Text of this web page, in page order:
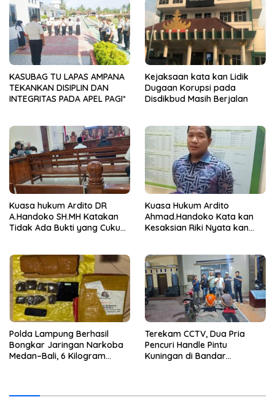
KASUBAG TU LAPAS AMPANA
TEKANKAN DISIPLIN DAN
INTEGRITAS PADA APEL PAGI*
Kejaksaan kata kan Lidik
Dugaan Korupsi pada
Disdikbud Masih Berjalan
Kuasa hukum Ardito DR
A.Handoko SH.MH Katakan
Tidak Ada Bukti yang Cukup
Kuasa Hukum Ardito
Ahmad.Handoko Kata kan
Kesaksian Riki Nyata kan
Polda Lampung Berhasil
Bongkar Jaringan Narkoba
Medan–Bali, 6 Kilogram
Terekam CCTV, Dua Pria
Pencuri Handle Pintu
Kuningan di Bandar